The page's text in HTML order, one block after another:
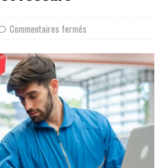
Commentaires fermés